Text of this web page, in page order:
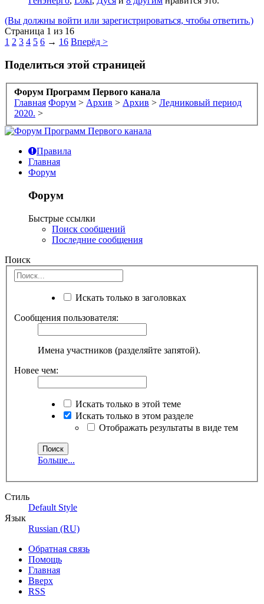
(Вы должны войти или зарегистрироваться, чтобы ответить.)
Страница 1 из 16
1 2 3 4 5 6 → 16 Вперёд >
Поделиться этой страницей
Форум Программ Первого канала
Главная Форум > Архив > Архив > Ледниковый период
2020. >
Правила
Главная
Форум
Форум
Быстрые ссылки
Поиск сообщений
Последние сообщения
Поиск
Искать только в заголовках
Сообщения пользователя:
Имена участников (разделяйте запятой).
Новее чем:
Искать только в этой теме
Искать только в этом разделе
Отображать результаты в виде тем
Больше...
Стиль
Default Style
Язык
Russian (RU)
Обратная связь
Помощь
Главная
Вверх
RSS